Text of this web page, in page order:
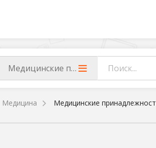
Медицинские принадлежности и
Медицина Медицинские